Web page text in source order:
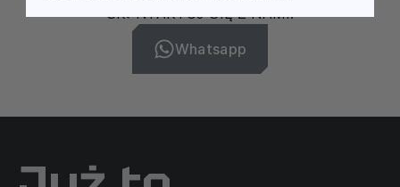
SKONTAKTUJ SIĘ Z NAMI:
Whatsapp